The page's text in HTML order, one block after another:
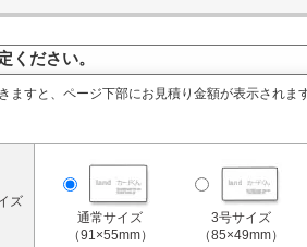
ください。
ますと、ページ下部にお見積り金額が表示されます
ズ
通常サイズ
（91×55mm）
3号サイズ
（85×49mm）